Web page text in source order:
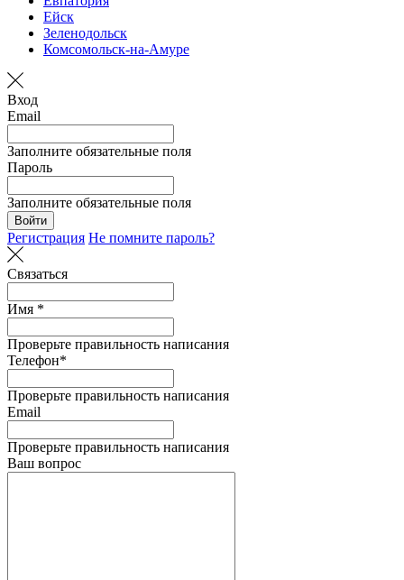
Ейск
Зеленодольск
Комсомольск-на-Амуре
Вход
Email
Заполните обязательные поля
Пароль
Заполните обязательные поля
Войти
Регистрация Не помните пароль?
Связаться
Имя *
Проверьте правильность написания
Телефон*
Проверьте правильность написания
Email
Проверьте правильность написания
Ваш вопрос